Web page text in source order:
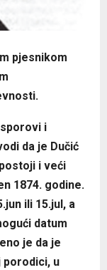
pjesnikom
i
da je Dučić
i veći
1874. godine.
ili 15.jul, a
datum
je da je
porodici, u